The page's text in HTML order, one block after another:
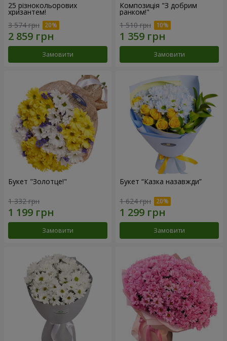
25 різнокольорових
хризантем!
3 574 грн
Замовити
Композиція "З добрим
ранком!"
1 510 грн
Замовити
Букет "Золотце!"
1 332 грн
Замовити
Букет “Казка назавжди”
1 624 грн
Замовити